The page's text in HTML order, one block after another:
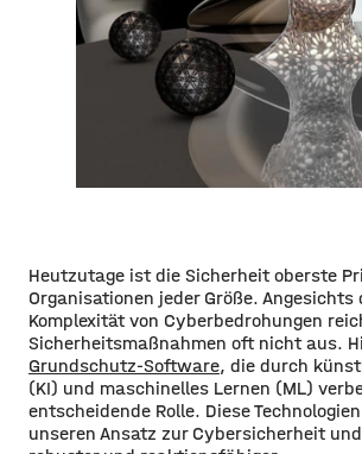
Heutzutage ist die Sicherheit oberste
Organisationen jeder Größe. Angesichts
Komplexität von Cyberbedrohungen
Sicherheitsmaßnahmen oft nicht aus.
Grundschutz-Software, die durch
(KI) und maschinelles Lernen (ML)
entscheidende Rolle. Diese
unseren Ansatz zur Cybersicherheit